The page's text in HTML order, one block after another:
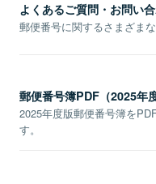
よくあるご質問・お問い
郵便番号に関するさまざま
郵便番号簿PDF（2025年
2025年度版郵便番号簿を
す。